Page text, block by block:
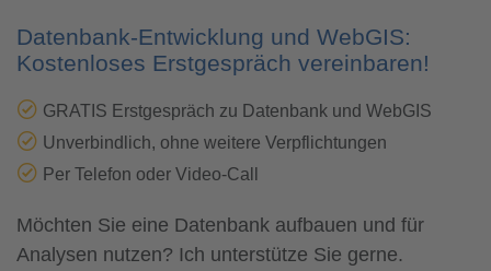
Datenbank-Entwicklung und WebGIS:
Kostenloses Erstgespräch vereinbaren!
GRATIS Erstgespräch zu Datenbank und WebGIS
Unverbindlich, ohne weitere Verpflichtungen
Per Telefon oder Video-Call
Möchten Sie eine Datenbank aufbauen und für
Analysen nutzen? Ich unterstütze Sie gerne.